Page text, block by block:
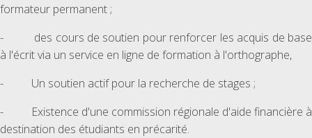
formateur permanent ;
- des cours de soutien pour renforcer les acquis de base
à l'écrit via un service en ligne de formation à l'orthographe,
- Un soutien actif pour la recherche de stages ;
- Existence d'une commission régionale d'aide financière à
destination des étudiants en précarité.